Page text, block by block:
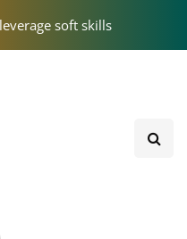
soft skills